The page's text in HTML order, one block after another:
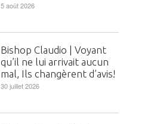
5 août 2026
Bishop Claudio | Voyant
qu’il ne lui arrivait aucun
mal, Ils changèrent d’avis!
30 juillet 2026